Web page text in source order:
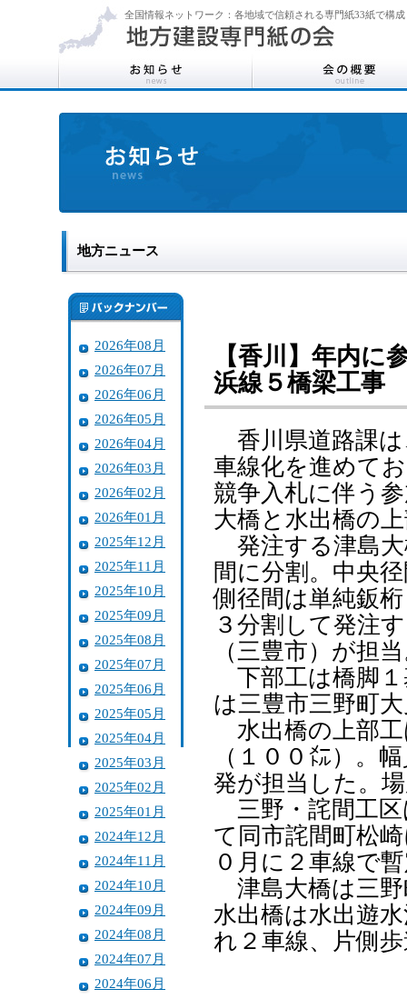
全国情報ネットワーク：各地域で信頼される専門紙33紙で構成
地方ニュース
2026年08月
2026年07月
2026年06月
2026年05月
2026年04月
2026年03月
2026年02月
2026年01月
2025年12月
2025年11月
2025年10月
2025年09月
2025年08月
2025年07月
2025年06月
2025年05月
2025年04月
2025年03月
2025年02月
2025年01月
2024年12月
2024年11月
2024年10月
2024年09月
2024年08月
2024年07月
2024年06月
【香川】年内
浜線５橋梁工事
香川県道路課は
車線化を進めて
競争入札に伴う
大橋と水出橋の
発注する津島大
間に分割。中央
側径間は単純鈑
３分割して発注
（三豊市）が担
下部工は橋脚１
は三豊市三野町
水出橋の上部工
（１００㍍）。
発が担当した。
三野・詫間工区
て同市詫間町松
０月に２車線で
津島大橋は三野
水出橋は水出遊
れ２車線、片側